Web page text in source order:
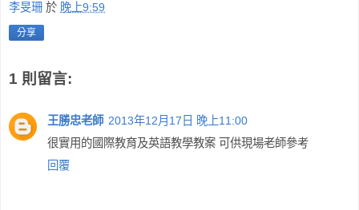
李旻珊 於 晚上9:59
分享
1 則留言:
王勝忠老師 2013年12月17日 晚上11:00
很實用的國際教育及英語教學教案 可供現場老師參考
回覆